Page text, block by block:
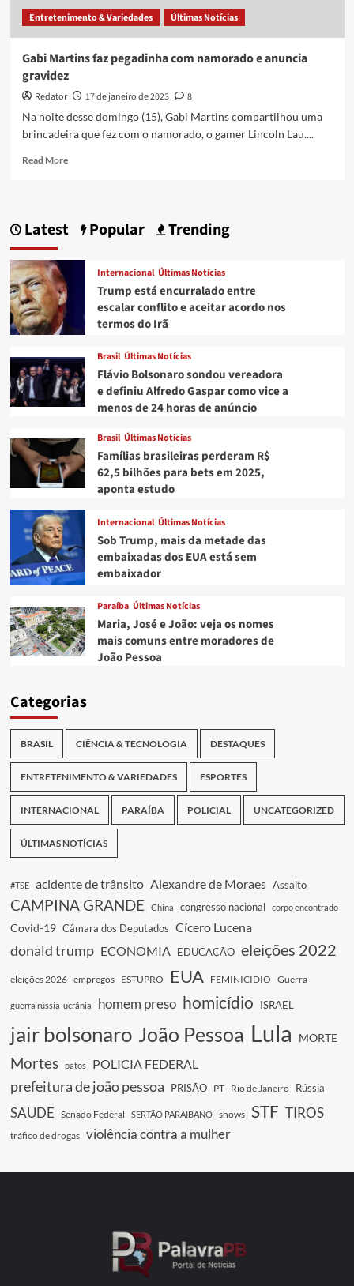
foi
Entretenimento & Variedades Últimas Notícias
Gabi Martins faz pegadinha com namorado e anuncia
gravidez
Redator 17 de janeiro de 2023
8
Na noite desse domingo (15), Gabi Martins compartilhou uma
brincadeira que fez com o namorado, o gamer Lincoln Lau....
Read MoreRead
faz
com
namorado
e
anuncia
gravidez
Latest Popular Trending
Internacional Últimas Notícias
Trump está encurralado entre
escalar conflito e aceitar acordo nos
termos do Irã
Brasil Últimas Notícias
Flávio Bolsonaro sondou vereadora
e definiu Alfredo Gaspar como vice a
menos de 24 horas de anúncio
Brasil Últimas Notícias
Famílias brasileiras perderam R$
62,5 bilhões para bets em 2025,
aponta estudo
Internacional Últimas Notícias
Sob Trump, mais da metade das
embaixadas dos EUA está sem
embaixador
Paraíba Últimas Notícias
Maria, José e João: veja os nomes
mais comuns entre moradores de
João Pessoa
Categorias
BRASIL CIÊNCIA & TECNOLOGIA DESTAQUES
ENTRETENIMENTO & VARIEDADES ESPORTES
INTERNACIONAL PARAÍBA POLICIAL UNCATEGORIZED
ÚLTIMAS NOTÍCIAS
#TSE acidente de trânsito Alexandre de Moraes Assalto
CAMPINA GRANDE China congresso nacional corpo encontrado
Covid-19 Câmara dos Deputados Cícero Lucena
donald trump ECONOMIA EDUCAÇÃO eleições 2022
eleições 2026 empregos ESTUPRO EUA FEMINICIDIO Guerra
guerra rússia-ucrânia homem preso homicídio ISRAEL
jair bolsonaro João Pessoa Lula MORTE
Mortes patos POLICIA FEDERAL
prefeitura de joão pessoa PRISÃO PT Rio de Janeiro Rússia
SAUDE Senado Federal SERTÃO PARAIBANO shows STF TIROS
tráfico de drogas violência contra a mulher